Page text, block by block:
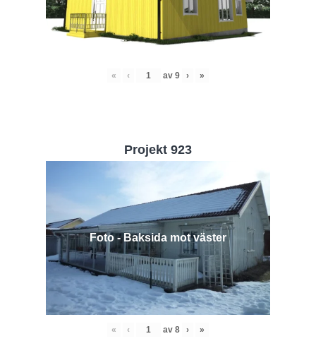
« ‹ av 9 › »
Projekt 923
Foto - Baksida mot väster
« ‹ av 8 › »